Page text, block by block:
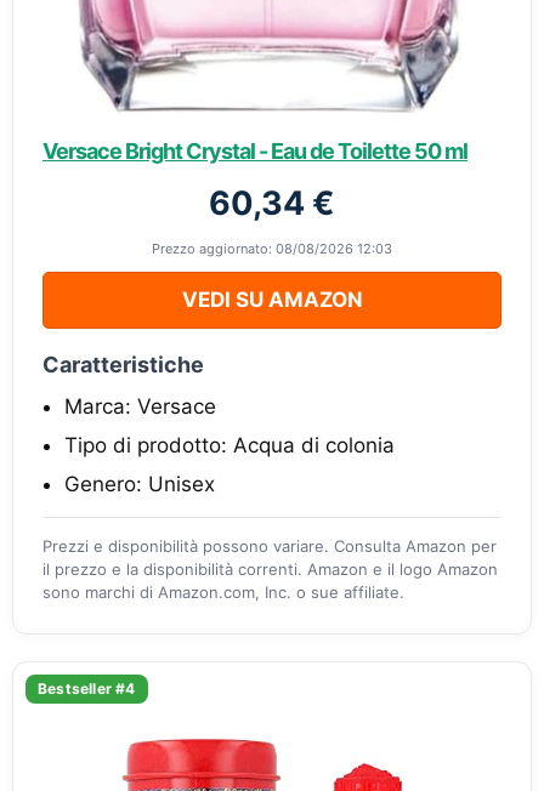
Versace Bright Crystal - Eau de Toilette 50 ml
60,34 €
Prezzo aggiornato: 08/08/2026 12:03
VEDI SU AMAZON
Caratteristiche
Marca: Versace
Tipo di prodotto: Acqua di colonia
Genero: Unisex
Prezzi e disponibilità possono variare. Consulta Amazon per
il prezzo e la disponibilità correnti. Amazon e il logo Amazon
sono marchi di Amazon.com, Inc. o sue affiliate.
Bestseller #4